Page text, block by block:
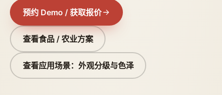
预约 Demo / 获取报价
查看食品 / 农业方案
查看应用场景：外观分级与色泽